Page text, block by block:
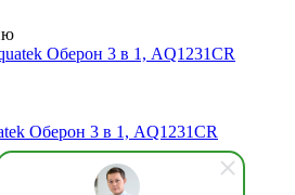
Оберон 3 в 1, AQ1231CR